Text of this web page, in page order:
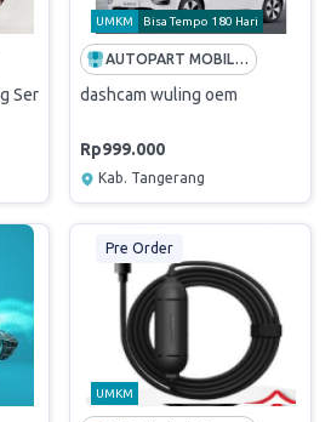
Serabut Tembaga MX
UMKM Bisa Tempo 180 Hari
AUTOPART MOBILINDO
dashcam wuling oem
Rp999.000
Kab. Tangerang
Pre Order
UMKM